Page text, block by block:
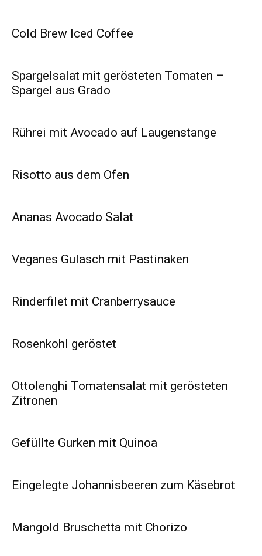
Cold Brew Iced Coffee
Spargelsalat mit gerösteten Tomaten –
Spargel aus Grado
Rührei mit Avocado auf Laugenstange
Risotto aus dem Ofen
Ananas Avocado Salat
Veganes Gulasch mit Pastinaken
Rinderfilet mit Cranberrysauce
Rosenkohl geröstet
Ottolenghi Tomatensalat mit gerösteten
Zitronen
Gefüllte Gurken mit Quinoa
Eingelegte Johannisbeeren zum Käsebrot
Mangold Bruschetta mit Chorizo